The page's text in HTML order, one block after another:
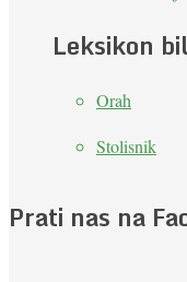
Leksikon
Orah
Stolisnik
Prati nas na